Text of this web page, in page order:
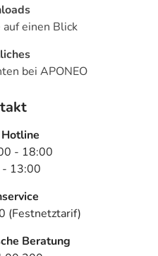
einen Blick
bei APONEO
- 18:00
- 13:00
(Festnetztarif)
Beratung